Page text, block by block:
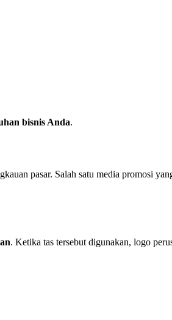
bisnis Anda.
pasar. Salah satu media promosi
. Ketika tas tersebut digunakan, logo